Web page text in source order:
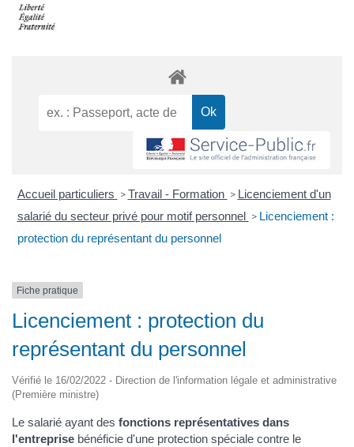
Accueil particuliers > Travail - Formation > Licenciement d'un
salarié du secteur privé pour motif personnel > Licenciement :
protection du représentant du personnel
Fiche pratique
Licenciement : protection du
représentant du personnel
Vérifié le 16/02/2022 - Direction de l'information légale et administrative
(Première ministre)
Le salarié ayant des fonctions représentatives dans
l'entreprise bénéficie d'une protection spéciale contre le